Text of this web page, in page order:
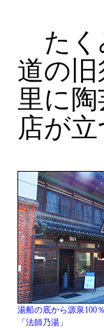
たく
道の
里に
店が立
湯船の底から源泉100
「法師乃湯」